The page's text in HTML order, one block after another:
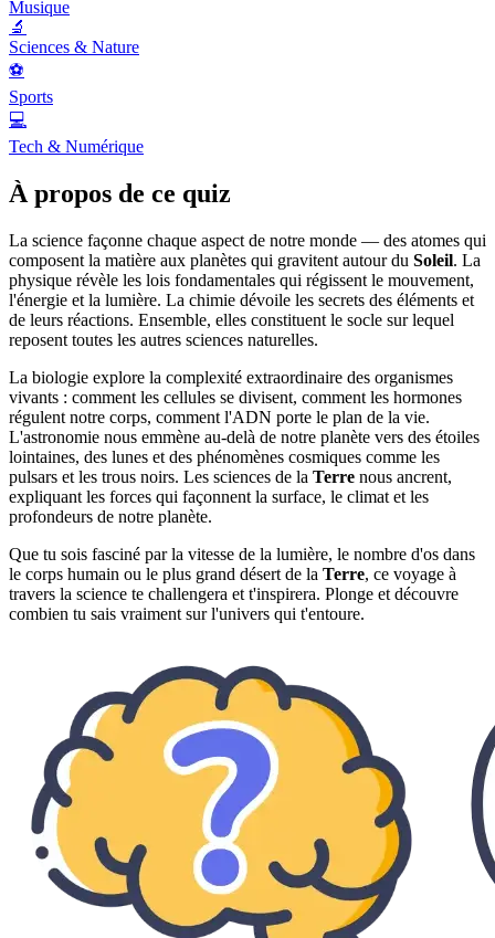
Musique
🔬
Sciences & Nature
⚽
Sports
💻
Tech & Numérique
À propos de ce quiz
La science façonne chaque aspect de notre monde — des atomes qui
composent la matière aux planètes qui gravitent autour du Soleil. La
physique révèle les lois fondamentales qui régissent le mouvement,
l'énergie et la lumière. La chimie dévoile les secrets des éléments et
de leurs réactions. Ensemble, elles constituent le socle sur lequel
reposent toutes les autres sciences naturelles.
La biologie explore la complexité extraordinaire des organismes
vivants : comment les cellules se divisent, comment les hormones
régulent notre corps, comment l'ADN porte le plan de la vie.
L'astronomie nous emmène au-delà de notre planète vers des étoiles
lointaines, des lunes et des phénomènes cosmiques comme les
pulsars et les trous noirs. Les sciences de la Terre nous ancrent,
expliquant les forces qui façonnent la surface, le climat et les
profondeurs de notre planète.
Que tu sois fasciné par la vitesse de la lumière, le nombre d'os dans
le corps humain ou le plus grand désert de la Terre, ce voyage à
travers la science te challengera et t'inspirera. Plonge et découvre
combien tu sais vraiment sur l'univers qui t'entoure.